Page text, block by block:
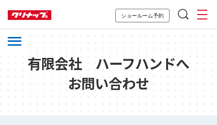
ショールーム予約
有限会社 ハーフハンドへ
お問い合わせ